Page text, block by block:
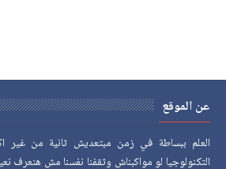
عن الموقع
العلم ببساطة في زمن مبتعديش ثانية من غير
التكنولوجيا لو مواكبناش وثقفنا نفسنا مش